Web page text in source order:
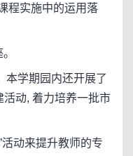
程实施中的运用落
学期园内还开展了
活动, 着力培养一批市
动来提升教师的专